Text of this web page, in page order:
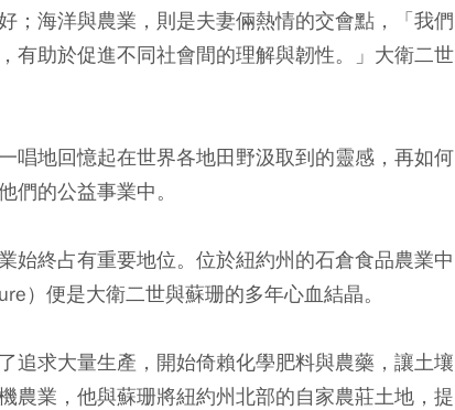
；海洋與農業，則是夫妻倆熱情的交會點，「我們
有助於促進不同社會間的理解與韌性。」大衛二世
唱地回憶起在世界各地田野汲取到的靈感，再如何
們的公益事業中。
始終占有重要地位。位於紐約州的石倉食品農業中
）便是大衛二世與蘇珊的多年心血結晶。
追求大量生產，開始倚賴化學肥料與農藥，讓土壤
農業，他與蘇珊將紐約州北部的自家農莊土地，提